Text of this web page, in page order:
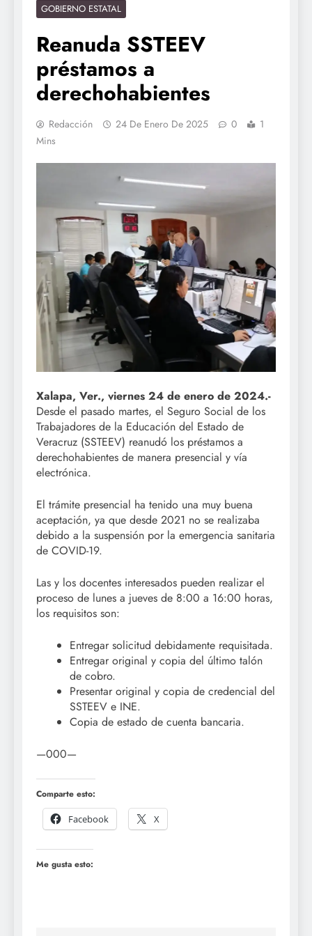
GOBIERNO ESTATAL
Reanuda SSTEEV
préstamos a
derechohabientes
Redacción 24 De Enero De 2025 0
1
Mins
Xalapa, Ver., viernes 24 de enero de 2024.-
Desde el pasado martes, el Seguro Social de los
Trabajadores de la Educación del Estado de
Veracruz (SSTEEV) reanudó los préstamos a
derechohabientes de manera presencial y vía
electrónica.
El trámite presencial ha tenido una muy buena
aceptación, ya que desde 2021 no se realizaba
debido a la suspensión por la emergencia sanitaria
de COVID-19.
Las y los docentes interesados pueden realizar el
proceso de lunes a jueves de 8:00 a 16:00 horas,
los requisitos son:
Entregar solicitud debidamente requisitada.
Entregar original y copia del último talón
de cobro.
Presentar original y copia de credencial del
SSTEEV e INE.
Copia de estado de cuenta bancaria.
—000—
Comparte esto:
Facebook
X
Me gusta esto: